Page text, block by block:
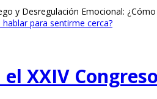
y Desregulación Emocional:
para sentirme cerca?
XXIV